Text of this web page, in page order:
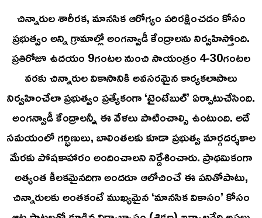
చిన్నారుల శారీరక, మానసిక ఆరోగ్యం పరిరక్షించడం కోసం
ప్రభుత్వం అన్ని గ్రామాల్లో అంగన్వాడీ కేంద్రాలను నిర్వహిస్తోంది.
ప్రతిరోజూ ఉదయం 9గంటల నుంచి సాయంత్రం 4-30గంటల
వరకు చిన్నారుల వికాసానికి అవసరమైన కార్యకలాపాలు
నిర్వహించేలా ప్రభుత్వం ప్రత్యేకంగా ‘టైంటేబుల్’ ఏర్పాటుచేసింది.
అంగన్వాడీ కేంద్రాలన్నీ ఈ వేళలు పాటించాల్సి ఉంటుంది. అదే
సమయంలో గర్భిణులు, బాలింతలకు కూడా ప్రభుత్వ మార్గదర్శకాల
మేరకు పోషకాహారం అందించాలని నిర్దేశించారు. ప్రాథమికంగా
అత్యంత కీలకమైనదిగా అందరూ ఆలోచించే ఈ పనితోపాటు,
చిన్నారులకు అంతకంటే ముఖ్యమైన ‘మానసిక వికాసం’ కోసం